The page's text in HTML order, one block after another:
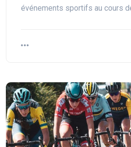
événements sportifs au cours